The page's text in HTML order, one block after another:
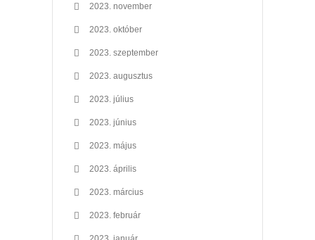
2023. november
2023. október
2023. szeptember
2023. augusztus
2023. július
2023. június
2023. május
2023. április
2023. március
2023. február